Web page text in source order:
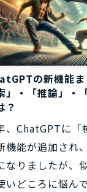
の新機能
」・「推論」・
？
、ChatGPTに「
機能が追加され
なりましたが、
いどころに悩ん